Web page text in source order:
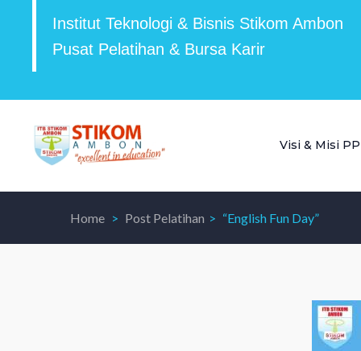
Institut Teknologi & Bisnis Stikom Ambon
Pusat Pelatihan & Bursa Karir
Visi & Misi
Home Post Pelatihan “English Fun Day”